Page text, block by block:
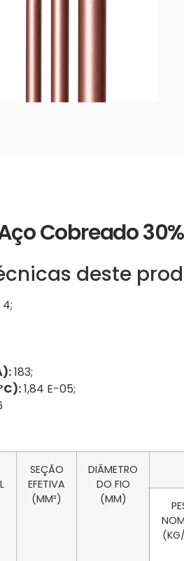
Cobreado
deste
4;
183;
1,84 E-05;
SEÇÃO
EFETIVA
(MM²)
DIÂMETRO
DO FIO
(MM)